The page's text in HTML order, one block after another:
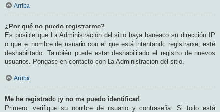
Arriba
¿Por qué no puedo registrarme?
Es posible que La Administración del sitio haya baneado su dirección IP
o que el nombre de usuario con el que está intentando registrarse, esté
deshabilitado. También puede estar deshabilitado el registro de nuevos
usuarios. Póngase en contacto con La Administración del sitio.
Arriba
Me he registrado ¡y no me puedo identificar!
Primero, verifique su nombre de usuario y contraseña. Si todo está